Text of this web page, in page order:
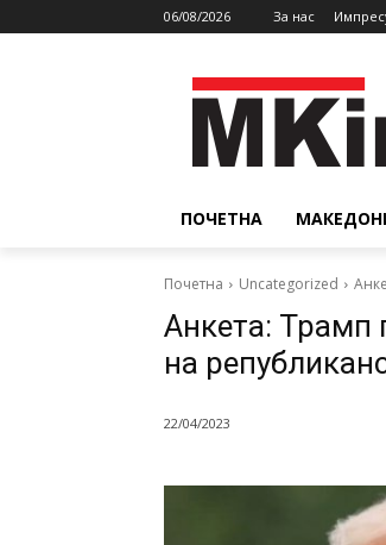
06/08/2026 За нас
ПОЧЕТНА
Почетна Uncategorized
Анкета: Трамп
на
22/04/2023